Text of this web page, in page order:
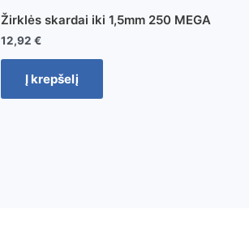
Žirklės skardai iki 1,5mm 250 MEGA
12,92 €
Į krepšelį